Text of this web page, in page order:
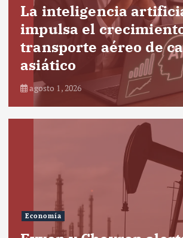
La inteligencia
impulsa el
transporte aéreo de
asiático
agosto 1, 2026
Economía